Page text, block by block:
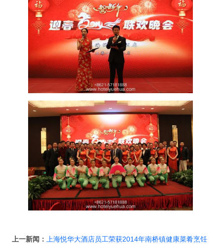
上一新闻： 上海悦华大酒店员工荣获2014年南桥镇健康菜肴烹饪